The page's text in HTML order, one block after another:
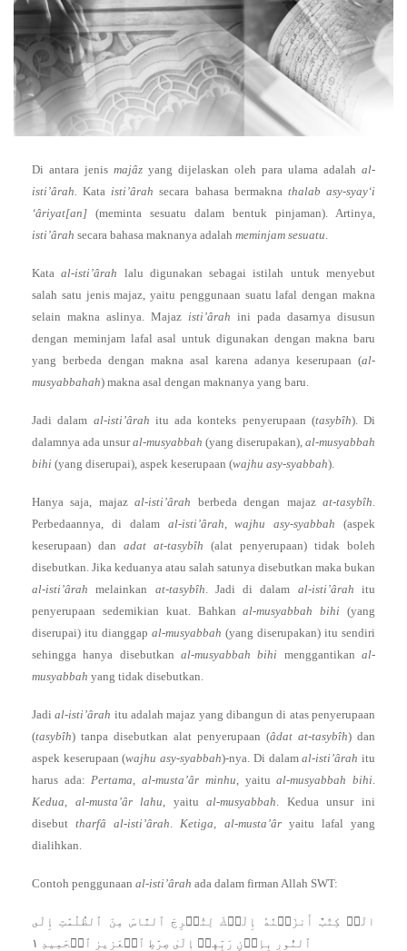
Di antara jenis majâz yang dijelaskan oleh para ulama adalah al-
isti’ârah.
Kata isti’ârah secara bahasa bermakna thalab asy-syay‘i
‘âriyat[an] (meminta sesuatu dalam bentuk pinjaman). Artinya,
isti’ârah secara bahasa maknanya adalah meminjam sesuatu
Kataal-isti’ârah lalu digunakan sebagai istilah untuk menyebut
salah satu jenis majaz, yaitu penggunaan suatu lafal dengan makna
selain makna aslinya. Majaz isti’ârah ini pada dasarnya disusun
dengan meminjam lafal asal untuk digunakan dengan makna baru
yang berbeda dengan makna asal karena adanya keserupaan (al-
musyabbahah) makna asal dengan maknanya yang baru.
Jadi dalam al-isti’ârah itu ada konteks penyerupaan (tasybîh). Di
dalamnya ada unsural-musyabbah (yang diserupakan), al-musyabbah
bihi (yang diserupai), aspek keserupaan (wajhu asy-syabbah).
Hanya saja, majazal-isti’ârah berbeda dengan majazat-tasybîh
Perbedaannya, di dalam al-isti’ârah ,wajhu asy-syabbah (aspek
keserupaan) dan adat at-tasybîh (alat penyerupaan) tidak boleh
disebutkan. Jika keduanya atau salah satunya disebutkan maka bukan
al-isti’ârah melainkan at-tasybîh . Jadi di dalam al-isti’ârah itu
penyerupaan sedemikian kuat. Bahkanal-musyabbah bihi (yang
diserupai) itu dianggap al-musyabbah (yang diserupakan) itu sendiri
sehingga hanya disebutkan al-musyabbah bihi menggantikanal-
musyabbah yang tidak disebutkan.
Jadial-isti’ârah itu adalah majaz yang dibangun di atas penyerupaan
(tasybîh) tanpa disebutkan alat penyerupaan (âdat at-tasybîh) dan
aspek keserupaan (wajhu asy-syabbah)-nya. Di dalamal-isti’ârah itu
harus ada: Pertama ,al-musta’âr minhu , yaitual-musyabbah bihi
Kedua
al-musta’âr lahu , yaitual-musyabbah . Kedua unsur ini
disebuttharfâ al-isti’ârah Ketiga al-musta’âryaitu lafal yang
dialihkan.
Contoh penggunaan al-isti’ârah ada dalam firman Allah SWT:
الٓرۚ كِتَٰبٌ أَنزَلۡنَٰهُ إِلَيۡكَ لِتُخۡرِجَ ٱلنَّاسَ مِنَ ٱلظُّلُمَٰتِ إِلَى
ٱلنُّورِ بِإِذۡنِ رَبِّهِمۡ إِلَىٰ صِرَٰطِ ٱلۡعَزِيزِ ٱلۡحَمِيدِ ١